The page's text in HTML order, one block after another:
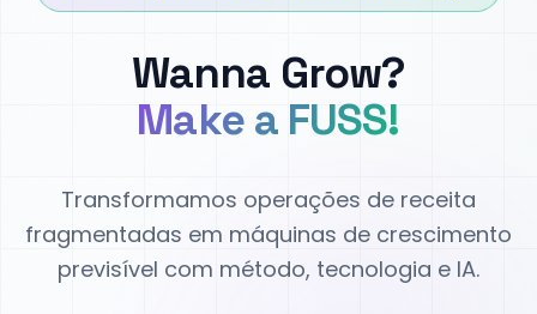
Wanna Grow?
Make a FUSS!
Transformamos operações de receita
fragmentadas em máquinas de crescimento
previsível com método, tecnologia e IA.